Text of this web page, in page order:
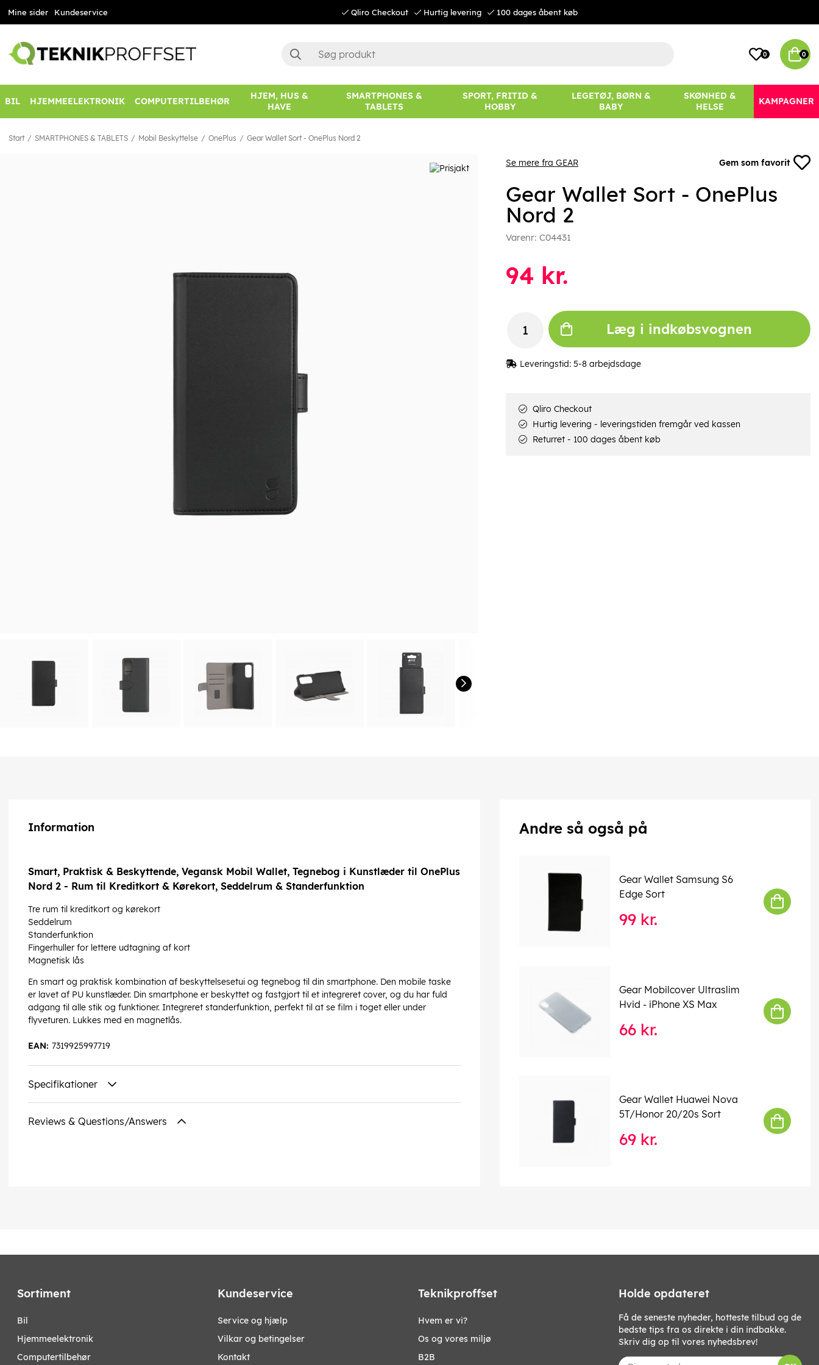
Mine sider Kundeservice Qliro Checkout Hurtig levering 100 dages åbent køb
0 0
BIL HJEMMEELEKTRONIK COMPUTERTILBEHØR
HJEM, HUS &
HAVE
SMARTPHONES &
TABLETS
SPORT, FRITID &
HOBBY
LEGETØJ, BØRN &
BABY
SKØNHED &
HELSE
KAMPAGNER
Start SMARTPHONES & TABLETS Mobil Beskyttelse OnePlus Gear Wallet Sort - OnePlus Nord 2
Se mere fra GEAR Gem som favorit
Gear Wallet Sort - OnePlus
Nord 2
Varenr: C04431
94 kr.
Læg i indkøbsvognen
Leveringstid: 5-8 arbejdsdage
Qliro Checkout
Hurtig levering - leveringstiden fremgår ved kassen
Returret - 100 dages åbent køb
Information
Smart, Praktisk & Beskyttende, Vegansk Mobil Wallet, Tegnebog i Kunstlæder til OnePlus
Nord 2 - Rum til Kreditkort & Kørekort, Seddelrum & Standerfunktion
Tre rum til kreditkort og kørekort
Seddelrum
Standerfunktion
Fingerhuller for lettere udtagning af kort
Magnetisk lås
En smart og praktisk kombination af beskyttelsesetui og tegnebog til din smartphone. Den mobile taske
er lavet af PU kunstlæder. Din smartphone er beskyttet og fastgjort til et integreret cover, og du har fuld
adgang til alle stik og funktioner. Integreret standerfunktion, perfekt til at se film i toget eller under
flyveturen. Lukkes med en magnetlås.
7319925997719
EAN:
Specifikationer
Reviews & Questions/Answers
Andre så også på
Gear Wallet Samsung S6
Edge Sort
99 kr.
Gear Mobilcover Ultraslim
Hvid - iPhone XS Max
66 kr.
Gear Wallet Huawei Nova
5T/Honor 20/20s Sort
69 kr.
Sortiment
bil
hjemmeelektronik
computertilbehør
Kundeservice
Service og hjælp
Vilkar og betingelser
Kontakt
Teknikproffset
Hvem er vi?
Os og vores miljø
B2B
Holde opdateret
Få de seneste nyheder, hotteste tilbud og de
bedste tips fra os direkte i din indbakke.
Skriv dig op til vores nyhedsbrev!